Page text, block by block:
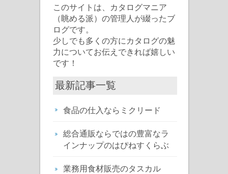
このサイトは、カタログマニア
（眺める派）の管理人が綴ったブ
ログです。
少しでも多くの方にカタログの魅
力についてお伝えできれば嬉しい
です！
最新記事一覧
食品の仕入ならミクリード
総合通販ならではの豊富なラ
インナップのはぴねすくらぶ
業務用食材販売のタスカル